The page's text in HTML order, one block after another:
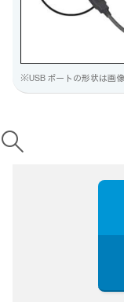
※USB ポートの形状は画